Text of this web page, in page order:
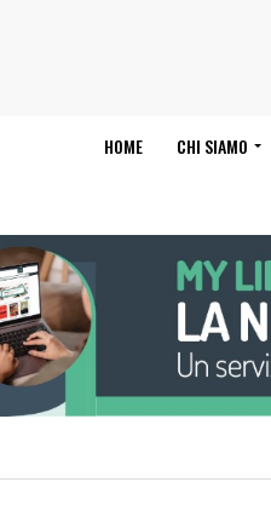
HOME CHI SIAMO